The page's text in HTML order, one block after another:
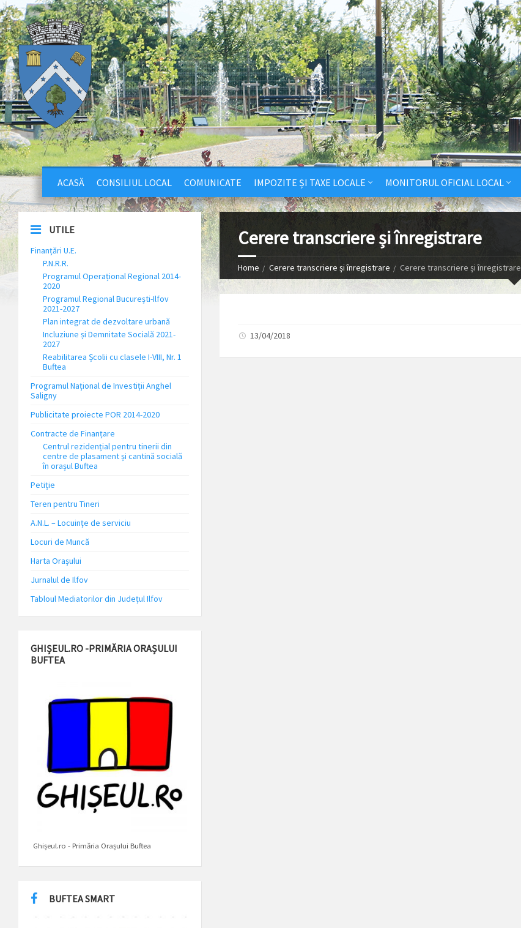
ACASĂ CONSILIUL LOCAL COMUNICATE IMPOZITE ȘI TAXE LOCALE MONITORUL OFICIAL LOCAL
Cerere transcriere și înregistrare
Home Cerere transcriere și înregistrare Cerere transcriere și înregistrare
13/04/2018
UTILE
Finanțări U.E.
P.N.R.R.
Programul Operațional Regional 2014-
2020
Programul Regional București-Ilfov
2021-2027
Plan integrat de dezvoltare urbană
Incluziune și Demnitate Socială 2021-
2027
Reabilitarea Școlii cu clasele I-VIII, Nr. 1
Buftea
Programul Național de Investiții Anghel
Saligny
Publicitate proiecte POR 2014-2020
Contracte de Finanțare
Centrul rezidențial pentru tinerii din
centre de plasament și cantină socială
în orașul Buftea
Petiție
Teren pentru Tineri
A.N.L. – Locuinţe de serviciu
Locuri de Muncă
Harta Orașului
Jurnalul de Ilfov
Tabloul Mediatorilor din Județul Ilfov
GHIȘEUL.RO -PRIMĂRIA ORAȘULUI
BUFTEA
Ghișeul.ro - Primăria Orașului Buftea
BUFTEA SMART